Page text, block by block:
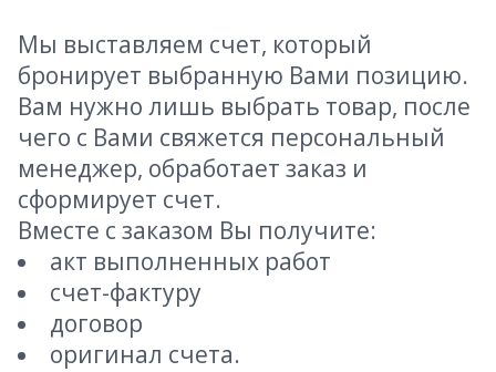
Мы выставляем счет, который
бронирует выбранную Вами позицию.
Вам нужно лишь выбрать товар, после
чего с Вами свяжется персональный
менеджер, обработает заказ и
сформирует счет.
Вместе с заказом Вы получите:
акт выполненных работ
счет-фактуру
договор
оригинал счета.